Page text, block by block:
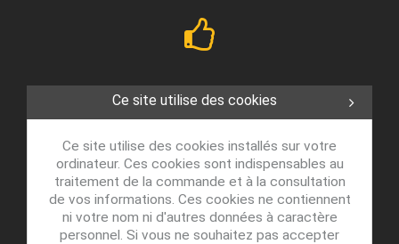
Ce site utilise des cookies
Ce site utilise des cookies installés sur votre
ordinateur. Ces cookies sont indispensables au
traitement de la commande et à la consultation
de vos informations. Ces cookies ne contiennent
ni votre nom ni d'autres données à caractère
personnel. Si vous ne souhaitez pas accepter